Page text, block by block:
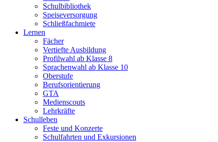
Schulbibliothek
Speiseversorgung
Schließfachmiete
Lernen
Fächer
Vertiefte Ausbildung
Profilwahl ab Klasse 8
Sprachenwahl ab Klasse 10
Oberstufe
Berufsorientierung
GTA
Medienscouts
Lehrkräfte
Schulleben
Feste und Konzerte
Schulfahrten und Exkursionen